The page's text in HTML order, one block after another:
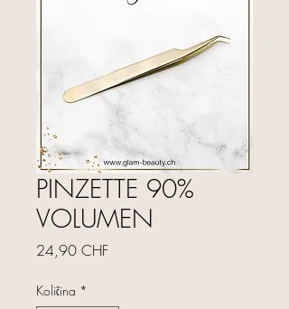
PINZETTE 90%
VOLUMEN
24,90 CHFCijena
Količina *